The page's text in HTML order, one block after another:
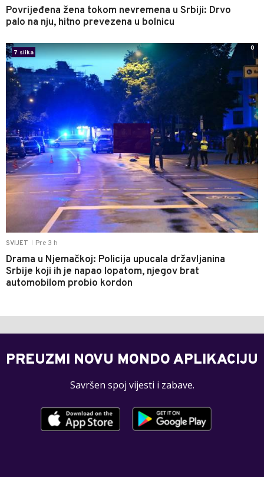
Povrijeđena žena tokom nevremena u Srbiji: Drvo
palo na nju, hitno prevezena u bolnicu
SVIJET Pre 3 h
Drama u Njemačkoj: Policija upucala državljanina
Srbije koji ih je napao lopatom, njegov brat
automobilom probio kordon
7 slika
0
PREUZMI NOVU MONDO APLIKACIJU
Savršen spoj vijesti i zabave.